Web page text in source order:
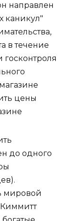
направлен
каникул"
в течение
госконтроля
цены
до одного
мировой
Киммитт